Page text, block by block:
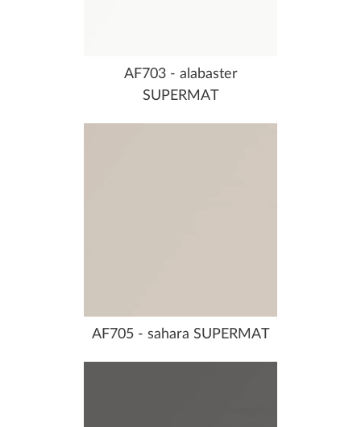
AF703 - alabaster
SUPERMAT
AF705 - sahara SUPERMAT